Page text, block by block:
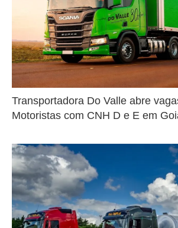
Transportadora Do Valle abre
Motoristas com CNH D e E em